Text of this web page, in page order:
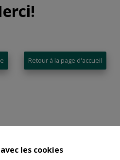
les cookies
!
Retour à la page d'accueil